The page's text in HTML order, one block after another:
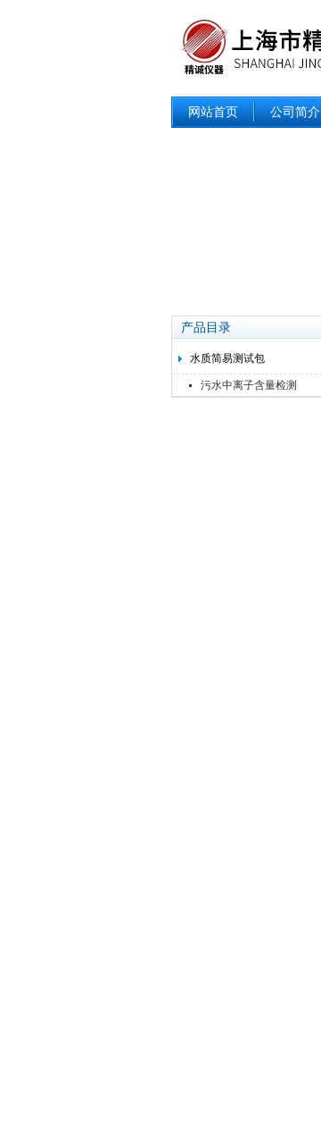
网站首页 公司简介
产品目录
水质简易测试包
污水中离子含量检测